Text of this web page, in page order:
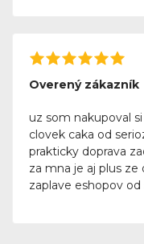
Overený zákazník
uz som nakupoval
clovek caka od
prakticky doprava
za mna je aj plus
zaplave eshopov